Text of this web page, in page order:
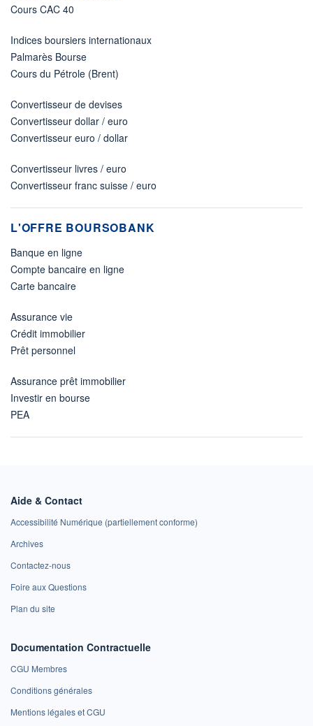
Cours CAC 40
Indices boursiers internationaux
Palmarès Bourse
Cours du Pétrole (Brent)
Convertisseur de devises
Convertisseur dollar / euro
Convertisseur euro / dollar
Convertisseur livres / euro
Convertisseur franc suisse / euro
L'OFFRE BOURSOBANK
Banque en ligne
Compte bancaire en ligne
Carte bancaire
Assurance vie
Crédit immobilier
Prêt personnel
Assurance prêt immobilier
Investir en bourse
PEA
Aide & Contact
Accessibilité Numérique (partiellement conforme)
Archives
Contactez-nous
Foire aux Questions
Plan du site
Documentation Contractuelle
CGU Membres
Conditions générales
Mentions légales et CGU